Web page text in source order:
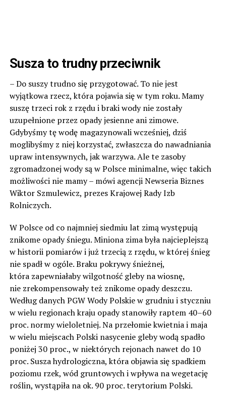
Susza to trudny przeciwnik
– Do suszy trudno się przygotować. To nie jest
wyjątkowa rzecz, która pojawia się w tym roku. Mamy
suszę trzeci rok z rzędu i braki wody nie zostały
uzupełnione przez opady jesienne ani zimowe.
Gdybyśmy tę wodę magazynowali wcześniej, dziś
moglibyśmy z niej korzystać, zwłaszcza do nawadniania
upraw intensywnych, jak warzywa. Ale te zasoby
zgromadzonej wody są w Polsce minimalne, więc takich
możliwości nie mamy – mówi agencji Newseria Biznes
Wiktor Szmulewicz, prezes Krajowej Rady Izb
Rolniczych.
W Polsce od co najmniej siedmiu lat zimą występują
znikome opady śniegu. Miniona zima była najcieplejszą
w historii pomiarów i już trzecią z rzędu, w której śnieg
nie spadł w ogóle. Braku pokrywy śnieżnej,
która zapewniałaby wilgotność gleby na wiosnę,
nie zrekompensowały też znikome opady deszczu.
Według danych PGW Wody Polskie w grudniu i styczniu
w wielu regionach kraju opady stanowiły raptem 40–60
proc. normy wieloletniej. Na przełomie kwietnia i maja
w wielu miejscach Polski nasycenie gleby wodą spadło
poniżej 30 proc., w niektórych rejonach nawet do 10
proc. Susza hydrologiczna, która objawia się spadkiem
poziomu rzek, wód gruntowych i wpływa na wegetację
roślin, wystąpiła na ok. 90 proc. terytorium Polski.